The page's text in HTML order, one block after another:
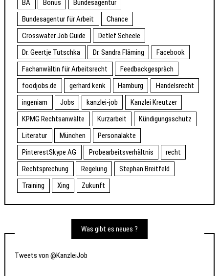
BA
Bonus
Bundesagentur
Bundesagentur für Arbeit
Chance
Crosswater Job Guide
Detlef Scheele
Dr. Geertje Tutschka
Dr. Sandra Fläming
Facebook
Fachanwältin für Arbeitsrecht
Feedbackgespräch
foodjobs.de
gerhard kenk Hamburg
Handelsrecht
ingeniam
Jobs kanzlei-job
Kanzlei Kreutzer
KPMG Rechtsanwälte
Kurzarbeit
Kündigungsschutz
Literatur
München
Personalakte
PinterestSkype AG
Probearbeitsverhältnis
recht
Rechtsprechung
Regelung
Stephan Breitfeld
Training
Xing Zukunft
Was gibt es neues ?
Tweets von @KanzleiJob